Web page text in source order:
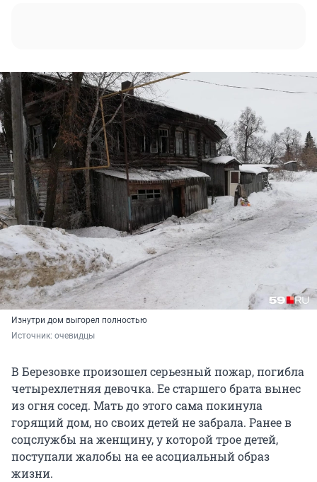
Изнутри дом выгорел полностью
Источник: очевидцы
В Березовке произошел серьезный пожар, погибла
четырехлетняя девочка. Ее старшего брата вынес
из огня сосед. Мать до этого сама покинула
горящий дом, но своих детей не забрала. Ранее в
соцслужбы на женщину, у которой трое детей,
поступали жалобы на ее асоциальный образ
жизни.